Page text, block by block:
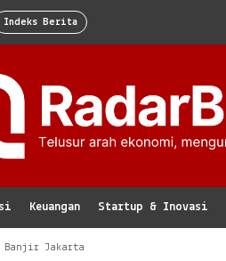
Indeks Berita
Keuangan Startup & Inovasi
Banjir Jakarta